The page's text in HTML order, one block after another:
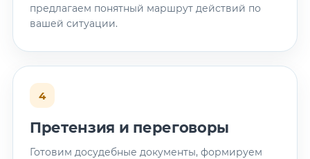
предлагаем понятный маршрут действий по
вашей ситуации.
4
Претензия и переговоры
Готовим досудебные документы, формируем